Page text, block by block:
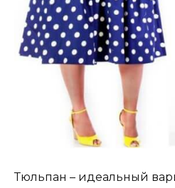
Тюльпан – идеальный